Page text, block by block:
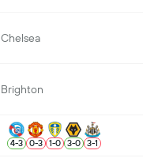
Chelsea
Brighton
4-3 0-3 1-0 3-0 3-1